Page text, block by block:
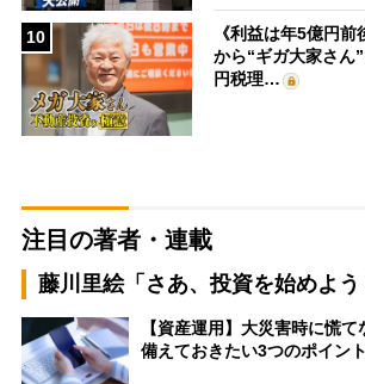
10
《利益は年5億円
から“ギガ大家さん
円税理…
注目の著者・連載
藤川里絵「さあ、投資を始めよう
【資産運用】大災害時に慌
備えておきたい3つのポイン